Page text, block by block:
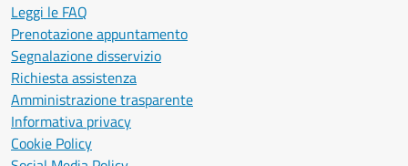
Leggi le FAQ
Prenotazione appuntamento
Segnalazione disservizio
Richiesta assistenza
Amministrazione trasparente
Informativa privacy
Cookie Policy